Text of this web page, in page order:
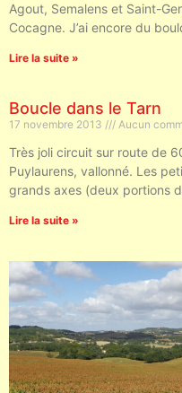
Agout, Semalens et Saint-
Cocagne. J’ai encore du
Lire la suite »
Boucle dans le Tarn
17 novembre 2013 Aucun
Très joli circuit sur route de
Puylaurens, vallonné. Les
grands axes (deux portions
Lire la suite »